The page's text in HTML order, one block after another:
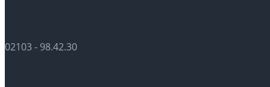
02103 - 98.42.30